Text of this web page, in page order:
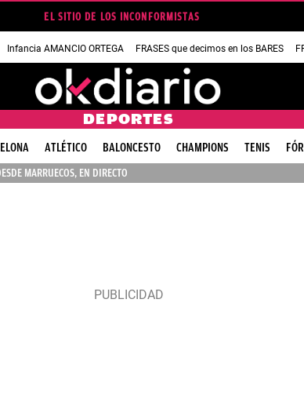
EL SITIO DE LOS INCONFORMISTAS
Infancia AMANCIO ORTEGA FRASES que decimos en los BARES
DEPORTES
ATLÉTICO BALONCESTO CHAMPIONS TENIS
MARRUECOS, EN DIRECTO